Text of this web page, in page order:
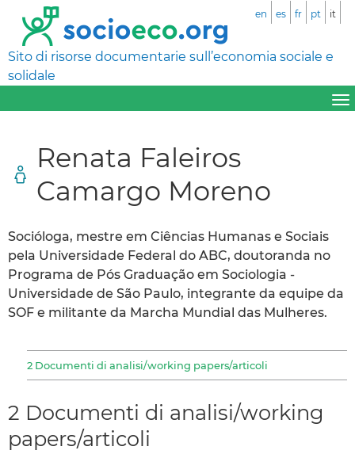
Sito di risorse documentarie sull’economia sociale e
solidale
en es fr pt it
Renata Faleiros
Camargo Moreno
Socióloga, mestre em Ciências Humanas e Sociais
pela Universidade Federal do ABC, doutoranda no
Programa de Pós Graduação em Sociologia -
Universidade de São Paulo, integrante da equipe da
SOF e militante da Marcha Mundial das Mulheres.
2 Documenti di analisi/working papers/articoli
2 Documenti di analisi/working
papers/articoli